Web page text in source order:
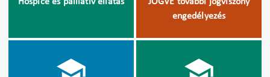
engedélyezés